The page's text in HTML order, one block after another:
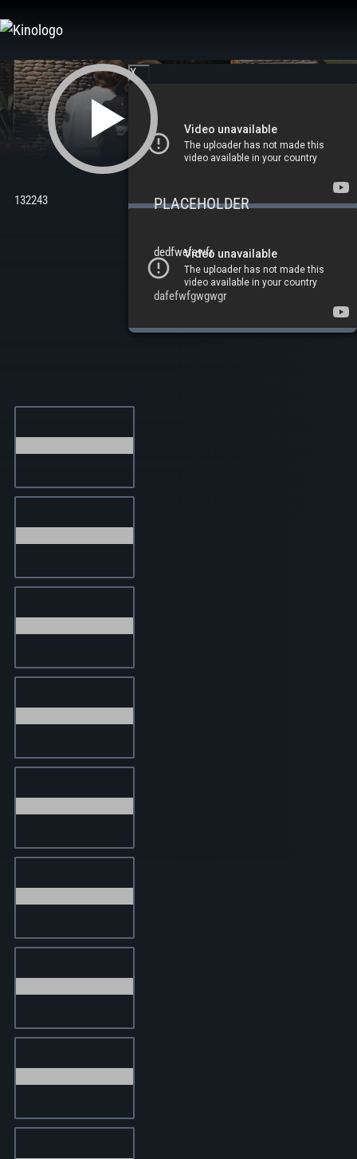
Inhalt
X
132243 PLACEHOLDER
dedfwefewfr
dafefwfgwgwgr